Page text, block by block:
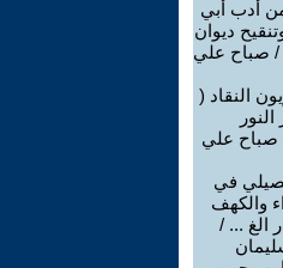
أدب أبي
ديوان
/ صباح علي
النقاد (
2017) / صباح علي
في
والكهف
الغ ... /